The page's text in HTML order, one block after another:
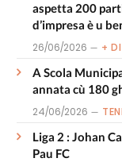
aspetta 200
d’impresa è u
26/06/2026 +
A Scola
annata cù 180
24/06/2026
Liga 2 : Johan
Pau FC